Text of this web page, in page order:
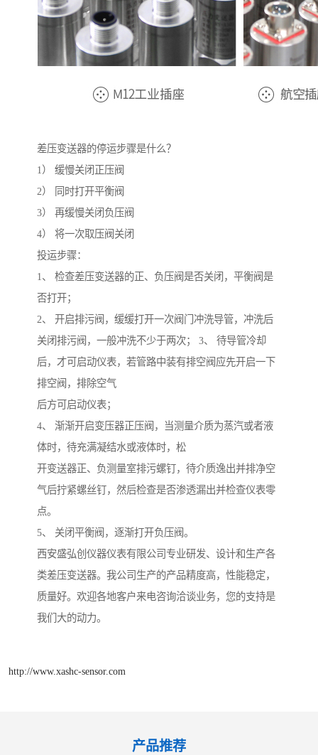
差压变送器的停运步骤是什么？
1） 缓慢关闭正压阀
2） 同时打开平衡阀
3） 再缓慢关闭负压阀
4） 将一次取压阀关闭
投运步骤：
1、 检查差压变送器的正、负压阀是否关闭，平衡阀是
否打开；
2、 开启排污阀，缓缓打开一次阀门冲洗导管，冲洗后
关闭排污阀，一般冲洗不少于两次； 3、 待导管冷却
后，才可启动仪表，若管路中装有排空阀应先开启一下
排空阀，排除空气
后方可启动仪表；
4、 渐渐开启变压器正压阀，当测量介质为蒸汽或者液
体时，待充满凝结水或液体时，松
开变送器正、负测量室排污螺钉，待介质逸出并排净空
气后拧紧螺丝钉，然后检查是否渗透漏出并检查仪表零
点。
5、 关闭平衡阀，逐渐打开负压阀。
西安盛弘创仪器仪表有限公司专业研发、设计和生产各
类差压变送器。我公司生产的产品精度高，性能稳定，
质量好。欢迎各地客户来电咨询洽谈业务，您的支持是
我们大的动力。
http://www.xashc-sensor.com
产品推荐